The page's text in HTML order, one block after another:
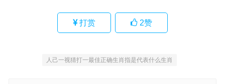
打赏 2赞
人己一视猜打一最佳正确生肖指是代表什么生肖